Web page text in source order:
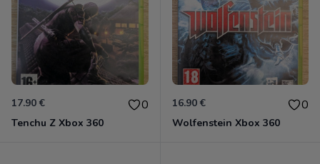
17.90 € 0
Tenchu Z Xbox 360
16.90 € 0
Wolfenstein Xbox 360